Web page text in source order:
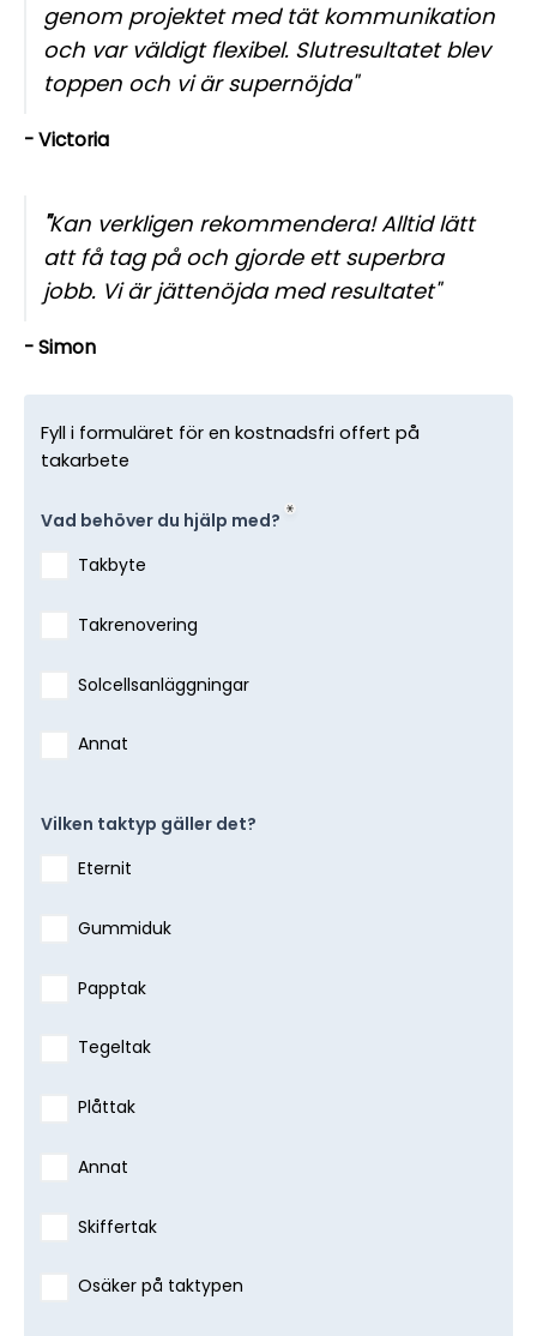
genom projektet med tät kommunikation
och var väldigt flexibel. Slutresultatet blev
toppen och vi är supernöjda"
- Victoria
"Kan verkligen rekommendera! Alltid lätt
att få tag på och gjorde ett superbra
jobb. Vi är jättenöjda med resultatet"
- Simon
Fyll i formuläret för en kostnadsfri offert på
takarbete
Vad behöver du hjälp med?
Takbyte
Takrenovering
Solcellsanläggningar
Annat
Vilken taktyp gäller det?
Eternit
Gummiduk
Papptak
Tegeltak
Plåttak
Annat
Skiffertak
Osäker på taktypen